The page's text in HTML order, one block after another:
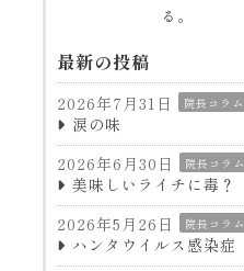
る。
最新の投稿
2026年7月31日 院長コラム
涙の味
2026年6月30日
院長コラム
美味しいライチに毒？
2026年5月26日
院長コラム
ハンタウイルス感染症